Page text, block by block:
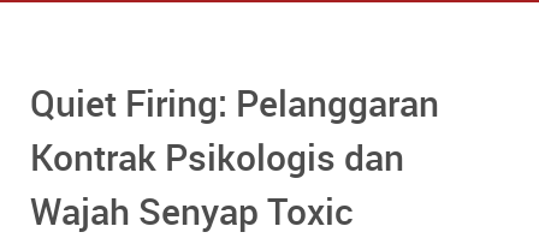
Quiet Firing: Pelanggaran
Kontrak Psikologis dan
Wajah Senyap Toxic